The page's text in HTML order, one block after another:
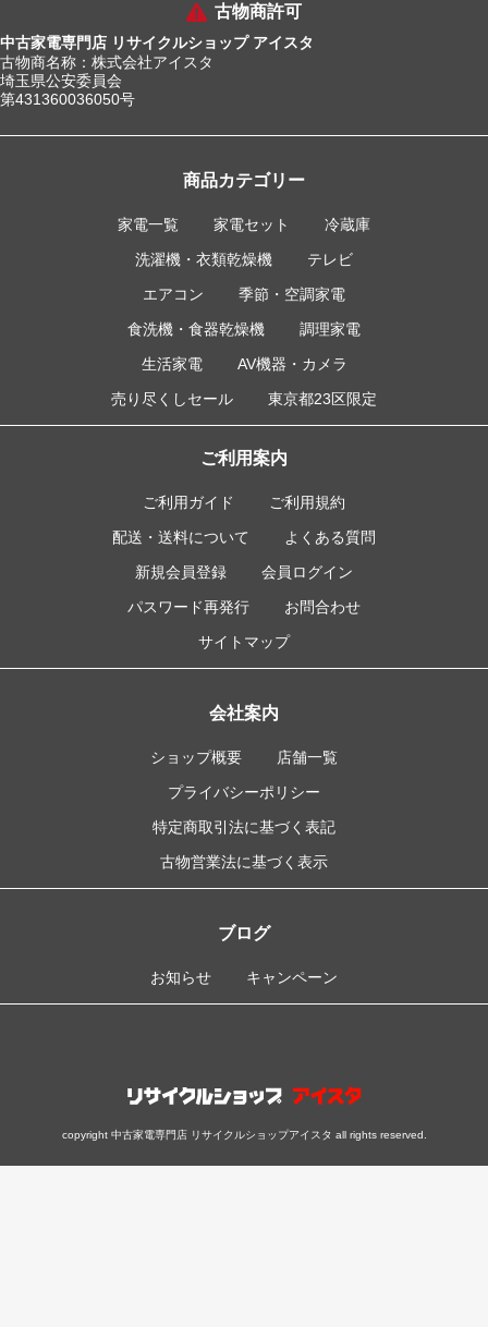
古物商許可
中古家電専門店 リサイクルショップ アイスタ
古物商名称：株式会社アイスタ
埼玉県公安委員会
第431360036050号
商品カテゴリー
家電一覧 家電セット
冷蔵庫
洗濯機・衣類乾燥機
テレビ
エアコン
季節・空調家電
食洗機・食器乾燥機
調理家電
生活家電
AV機器・カメラ
売り尽くしセール
東京都23区限定
ご利用案内
ご利用ガイド
ご利用規約
配送・送料について
よくある質問
新規会員登録
会員ログイン
パスワード再発行
お問合わせ
サイトマップ
会社案内
ショップ概要
店舗一覧
プライバシーポリシー
特定商取引法に基づく表記
古物営業法に基づく表示
ブログ
お知らせ キャンペーン
copyright 中古家電専門店 リサイクルショップアイスタ all rights reserved.